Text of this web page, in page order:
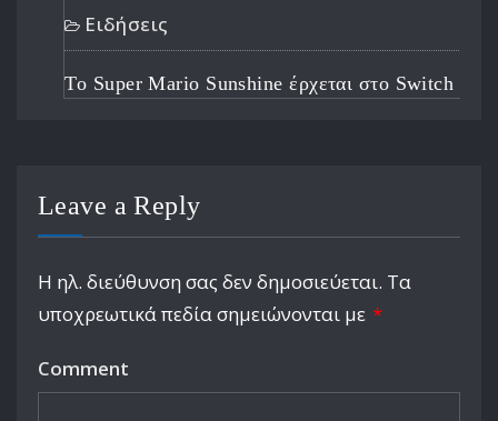
Ειδήσεις
Το Super Mario Sunshine έρχεται στο Switch 2
Leave a Reply
Η ηλ. διεύθυνση σας δεν δημοσιεύεται. Τα
υποχρεωτικά πεδία σημειώνονται με *
Comment